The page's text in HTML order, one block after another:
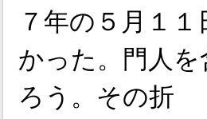
７年の５月１
かった。門人
ろう。その折